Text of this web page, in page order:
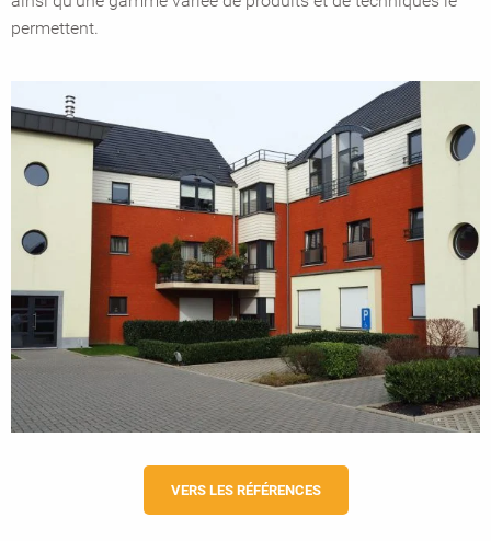
permettent.
VERS LES RÉFÉRENCES